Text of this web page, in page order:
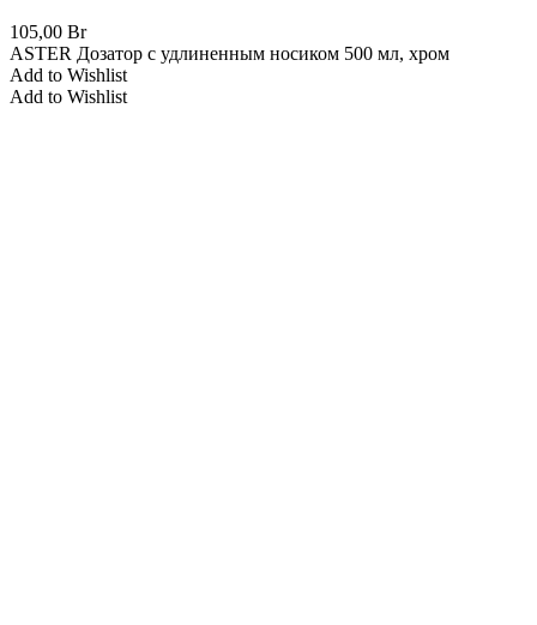
105,00 Br
ASTER Дозатор с удлиненным носиком 500 мл, хром
Add to Wishlist
Add to Wishlist